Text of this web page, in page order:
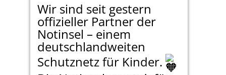
Wir sind seit gestern
offizieller Partner der
Notinsel – einem
deutschlandweiten
Schutznetz für Kinder.